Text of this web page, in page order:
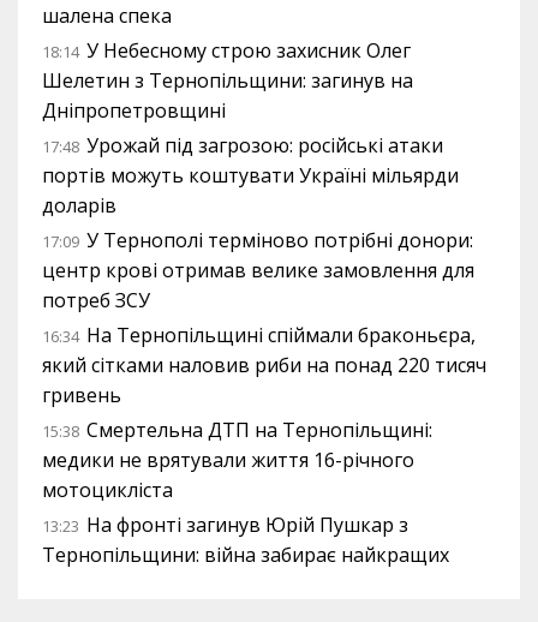
шалена спека
18:14 У Небесному строю захисник Олег
Шелетин з Тернопільщини: загинув на
Дніпропетровщині
17:48 Урожай під загрозою: російські атаки
портів можуть коштувати Україні мільярди
доларів
17:09 У Тернополі терміново потрібні донори:
центр крові отримав велике замовлення для
потреб ЗСУ
16:34 На Тернопільщині спіймали браконьєра,
який сітками наловив риби на понад 220 тисяч
гривень
15:38 Смертельна ДТП на Тернопільщині:
медики не врятували життя 16-річного
мотоцикліста
13:23 На фронті загинув Юрій Пушкар з
Тернопільщини: війна забирає найкращих